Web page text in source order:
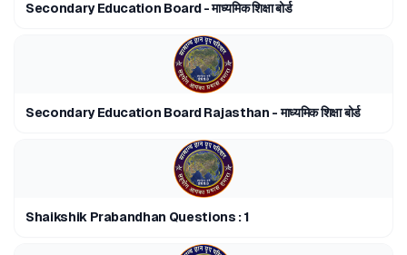
Secondary Education Board - माध्यमिक शिक्षा बोर्ड
Secondary Education Board Rajasthan - माध्यमिक शिक्षा बोर्ड
Shaikshik Prabandhan Questions : 1